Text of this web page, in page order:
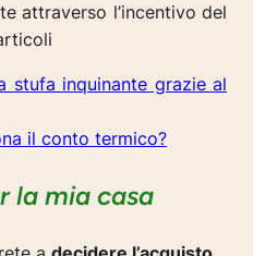
attraverso l’incentivo del
stufa inquinante grazie al
il conto termico?
la mia casa